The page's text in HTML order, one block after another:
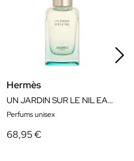
Hermès
UN JARDIN SUR LE NIL EAU DE TOILETTE
Perfums unisex
68,95 €